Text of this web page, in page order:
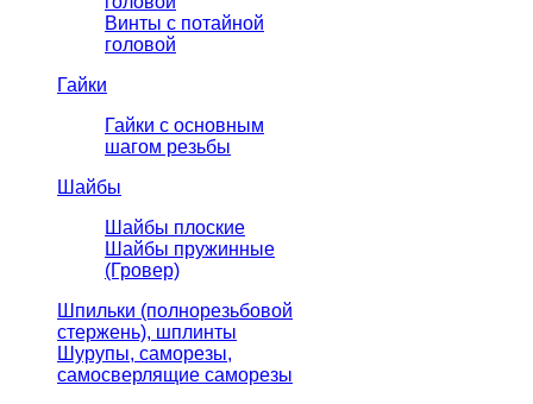
Винты с потайной
головой
Гайки
Гайки с основным
шагом резьбы
Шайбы
Шайбы плоские
Шайбы пружинные
(Гровер)
Шпильки (полнорезьбовой
стержень), шплинты
Шурупы, саморезы,
самосверлящие саморезы